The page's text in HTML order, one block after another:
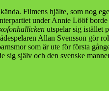
Filmens hjälte, som nog
under Annie Lööf
utspelar sig istället
Allan Svensson gör
som är ute för första
själv och den svenske